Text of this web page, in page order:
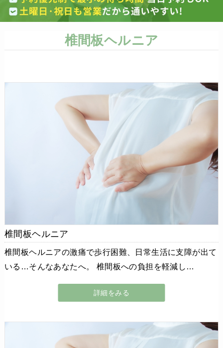
椎間板ヘルニア
椎間板ヘルニア
椎間板ヘルニアの激痛で歩行困難、日常生活に支障が出て
いる…そんなあなたへ。 椎間板への負担を軽減し…
詳細をみる